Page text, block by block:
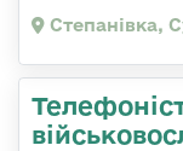
Степанівка,